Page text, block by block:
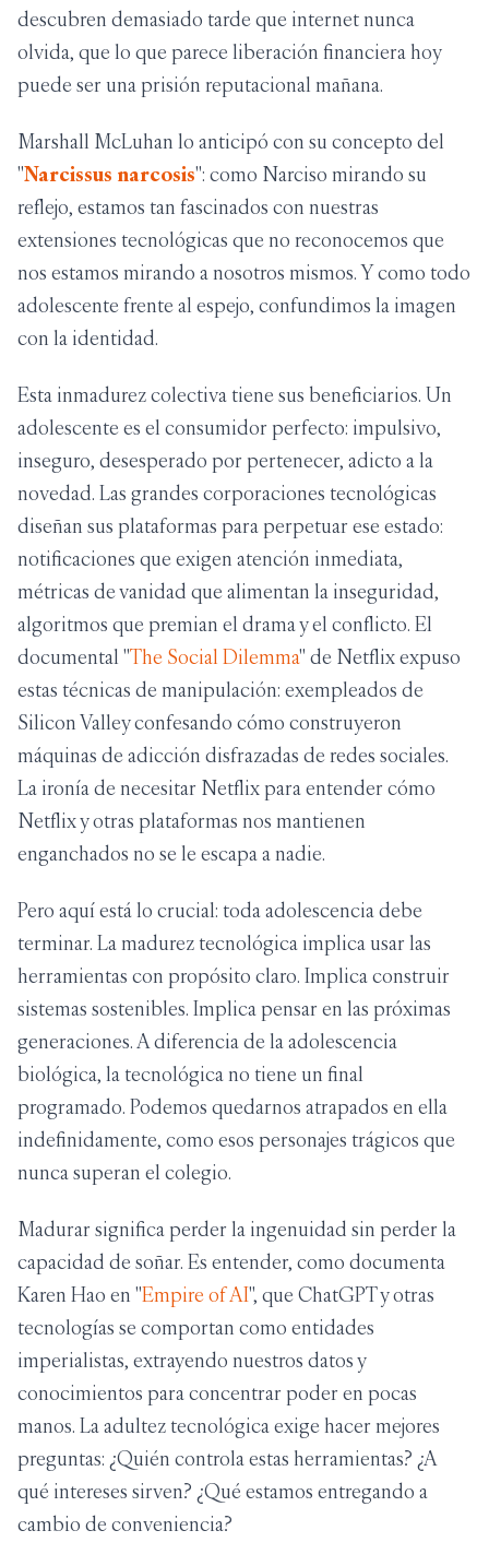
descubren demasiado tarde que internet nunca
olvida, que lo que parece liberación financiera hoy
puede ser una prisión reputacional mañana.
Marshall McLuhan lo anticipó con su concepto del
"Narcissus narcosis": como Narciso mirando su
reflejo, estamos tan fascinados con nuestras
extensiones tecnológicas que no reconocemos que
nos estamos mirando a nosotros mismos. Y como todo
adolescente frente al espejo, confundimos la imagen
con la identidad.
Esta inmadurez colectiva tiene sus beneficiarios. Un
adolescente es el consumidor perfecto: impulsivo,
inseguro, desesperado por pertenecer, adicto a la
novedad. Las grandes corporaciones tecnológicas
diseñan sus plataformas para perpetuar ese estado:
notificaciones que exigen atención inmediata,
métricas de vanidad que alimentan la inseguridad,
algoritmos que premian el drama y el conflicto. El
documental "The Social Dilemma" de Netflix expuso
estas técnicas de manipulación: exempleados de
Silicon Valley confesando cómo construyeron
máquinas de adicción disfrazadas de redes sociales.
La ironía de necesitar Netflix para entender cómo
Netflix y otras plataformas nos mantienen
enganchados no se le escapa a nadie.
Pero aquí está lo crucial: toda adolescencia debe
terminar. La madurez tecnológica implica usar las
herramientas con propósito claro. Implica construir
sistemas sostenibles. Implica pensar en las próximas
generaciones. A diferencia de la adolescencia
biológica, la tecnológica no tiene un final
programado. Podemos quedarnos atrapados en ella
indefinidamente, como esos personajes trágicos que
nunca superan el colegio.
Madurar significa perder la ingenuidad sin perder la
capacidad de soñar. Es entender, como documenta
Karen Hao en "Empire of AI", que ChatGPT y otras
tecnologías se comportan como entidades
imperialistas, extrayendo nuestros datos y
conocimientos para concentrar poder en pocas
manos. La adultez tecnológica exige hacer mejores
preguntas: ¿Quién controla estas herramientas? ¿A
qué intereses sirven? ¿Qué estamos entregando a
cambio de conveniencia?